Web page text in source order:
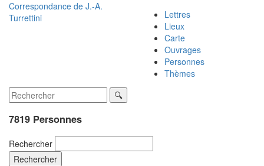
Correspondance de J.-A.
Turrettini
Lettres
Lieux
Carte
Ouvrages
Personnes
Thèmes
7819 Personnes
Rechercher
Rechercher